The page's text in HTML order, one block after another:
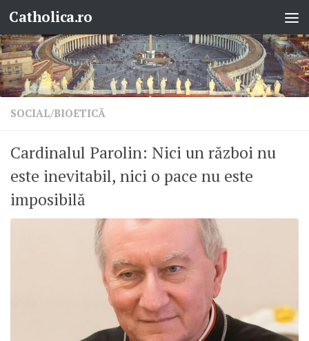
Skip to content
Catholica.ro
SOCIAL/BIOETICĂ
Cardinalul Parolin: Nici un război nu
este inevitabil, nici o pace nu este
imposibilă